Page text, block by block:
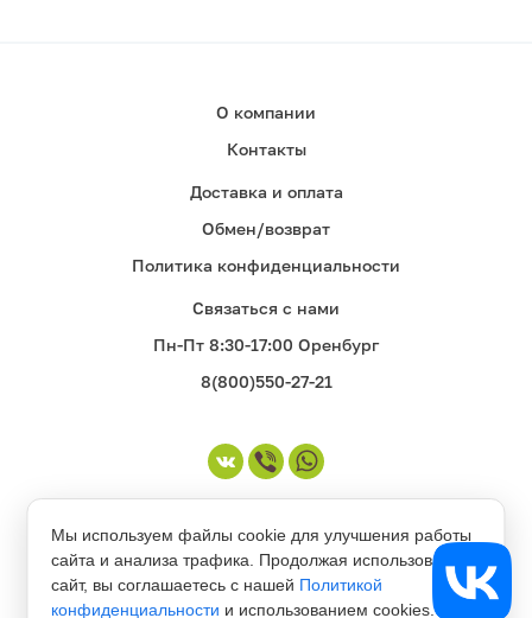
О компании
Контакты
Доставка и оплата
Обмен/возврат
Политика конфиденциальности
Связаться с нами
Пн-Пт 8:30-17:00 Оренбург
8(800)550-27-21
Мы используем файлы cookie для улучшения работы
сайта и анализа трафика. Продолжая использовать
сайт, вы соглашаетесь с нашей Политикой
конфиденциальности и использованием cookies.